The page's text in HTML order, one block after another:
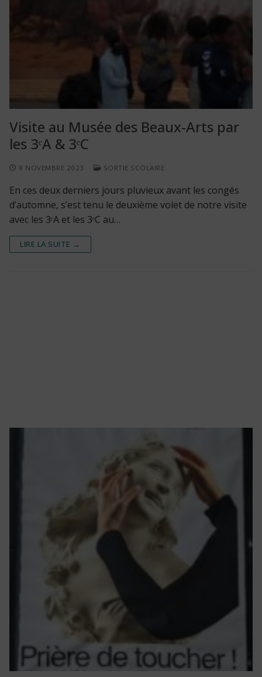
Visite au Musée des Beaux-Arts par
les 3ᵉA & 3ᵉC
8 NOVEMBRE 2023 SORTIE SCOLAIRE
En ces deux derniers jours pluvieux avant les congés
d’automne, s’est tenu le deuxième volet de notre visite
avec les 3ᵉA et les 3ᵉC au…
LIRE LA SUITE →